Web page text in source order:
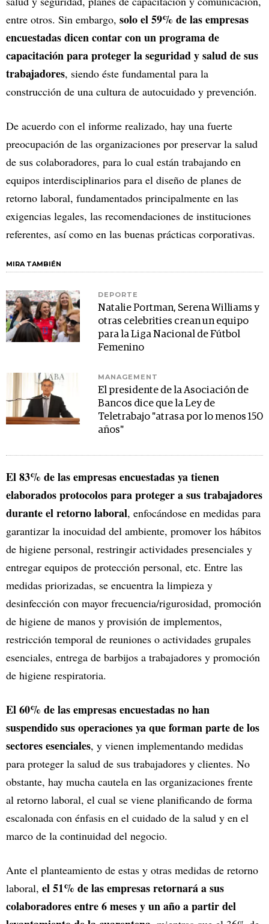
entre otros. Sin embargo, solo el 59% de las empresas
encuestadas dicen contar con un programa de
capacitación para proteger la seguridad y salud de sus
trabajadores, siendo éste fundamental para la
construcción de una cultura de autocuidado y prevención.
De acuerdo con el informe realizado, hay una fuerte
preocupación de las organizaciones por preservar la salud
de sus colaboradores, para lo cual están trabajando en
equipos interdisciplinarios para el diseño de planes de
retorno laboral, fundamentados principalmente en las
exigencias legales, las recomendaciones de instituciones
referentes, así como en las buenas prácticas corporativas.
MIRA TAMBIÉN
DEPORTE
Natalie Portman, Serena Williams y
otras celebrities crean un equipo
para la Liga Nacional de Fútbol
Femenino
MANAGEMENT
El presidente de la Asociación de
Bancos dice que la Ley de
Teletrabajo "atrasa por lo menos 150
años"
El 83% de las empresas encuestadas ya tienen
elaborados protocolos para proteger a sus trabajadores
durante el retorno laboral, enfocándose en medidas para
garantizar la inocuidad del ambiente, promover los hábitos
de higiene personal, restringir actividades presenciales y
entregar equipos de protección personal, etc. Entre las
medidas priorizadas, se encuentra la limpieza y
desinfección con mayor frecuencia/rigurosidad, promoción
de higiene de manos y provisión de implementos,
restricción temporal de reuniones o actividades grupales
esenciales, entrega de barbijos a trabajadores y promoción
de higiene respiratoria.
El 60% de las empresas encuestadas no han
suspendido sus operaciones ya que forman parte de los
sectores esenciales, y vienen implementando medidas
para proteger la salud de sus trabajadores y clientes. No
obstante, hay mucha cautela en las organizaciones frente
al retorno laboral, el cual se viene planificando de forma
escalonada con énfasis en el cuidado de la salud y en el
marco de la continuidad del negocio.
Ante el planteamiento de estas y otras medidas de retorno
laboral, el 51% de las empresas retornará a sus
colaboradores entre 6 meses y un año a partir del